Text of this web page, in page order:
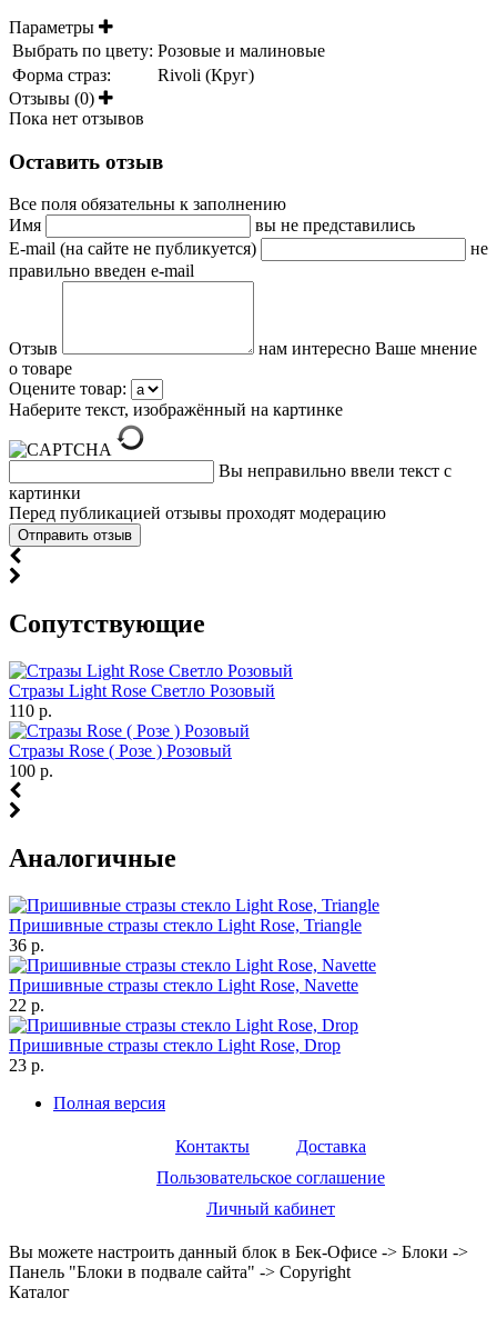
Параметры
Выбрать по цвету: Розовые и малиновые
Форма страз:
Rivoli (Круг)
Отзывы (0)
Пока нет отзывов
Оставить отзыв
Все поля обязательны к заполнению
Имя
вы не представились
E-mail (на сайте не публикуется)
не
правильно введен e-mail
Отзыв
нам интересно Ваше мнение
о товаре
Оцените товар:
Наберите текст, изображённый на картинке
Вы неправильно ввели текст с
картинки
Перед публикацией отзывы проходят модерацию
Cопутствующие
Стразы Light Rose Светло Розовый
110 р.
Стразы Rose ( Розе ) Розовый
100 р.
Аналогичные
Пришивные стразы стекло Light Rose, Triangle
36 р.
Пришивные стразы стекло Light Rose, Navette
22 р.
Пришивные стразы стекло Light Rose, Drop
23 р.
Полная версия
Контакты
Доставка
Пользовательское соглашение
Личный кабинет
Вы можете настроить данный блок в Бек-Офисе -> Блоки ->
Панель "Блоки в подвале сайта" -> Copyright
Каталог